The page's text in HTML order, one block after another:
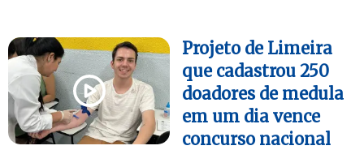
Projeto de Limeira
que cadastrou 250
doadores de medula
em um dia vence
concurso nacional